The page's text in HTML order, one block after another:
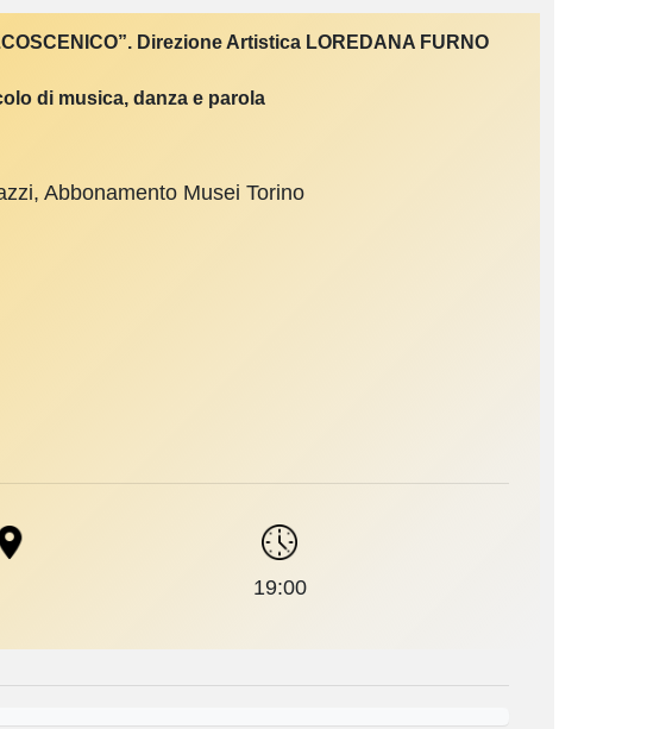
Direzione Artistica LOREDANA FURNO
di musica, danza e parola
Abbonamento Musei Torino
19:00